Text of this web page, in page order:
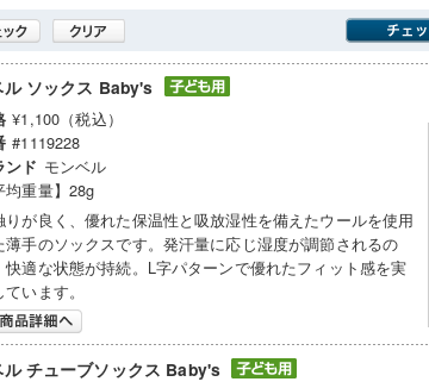
ソックス Baby's
¥1,100（税込）
#1119228
ンド モンベル
均重量】28g
りが良く、優れた保温性と吸放湿性を備えたウールを使用
薄手のソックスです。発汗量に応じ湿度が調節されるの
快適な状態が持続。L字パターンで優れたフィット感を実
います。
チューブソックス Baby's